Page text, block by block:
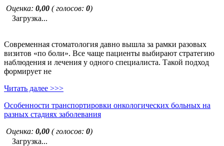
Оценка: 0,00 ( голосов: 0)
Загрузка...
Современная стоматология давно вышла за рамки разовых
визитов «по боли». Все чаще пациенты выбирают стратегию
наблюдения и лечения у одного специалиста. Такой подход
формирует не
Читать далее >>>
Особенности транспортировки онкологических больных на
разных стадиях заболевания
Оценка: 0,00 ( голосов: 0)
Загрузка...